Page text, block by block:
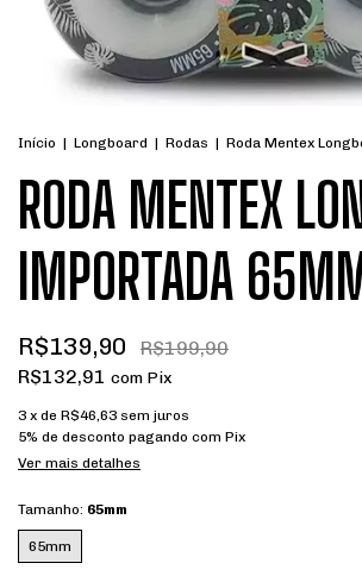
Início | Longboard | Rodas | Roda Mentex
RODA MENTEX
IMPORTADA
R$139,90
R$199,90
R$132,91 com Pix
3 x de R$46,63 sem juros
5% de desconto pagando com Pix
Ver mais detalhes
Tamanho: 65mm
65mm